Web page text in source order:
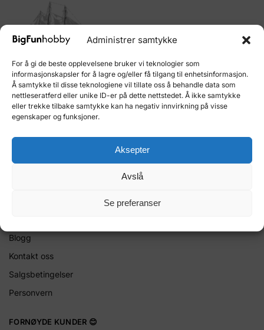
Administrer samtykke
For å gi de beste opplevelsene bruker vi teknologier som
informasjonskapsler for å lagre og/eller få tilgang til enhetsinformasjon.
Å samtykke til disse teknologiene vil tillate oss å behandle data som
nettleseratferd eller unike ID-er på dette nettstedet. Å ikke samtykke
eller trekke tilbake samtykke kan ha negativ innvirkning på visse
egenskaper og funksjoner.
Aksepter
Avslå
Se preferanser
TOPTEN AS
Org: 928673987
kontakt@bigfunhobby.com
Blogg
Kontakt oss
Salgsbetingelser
Personvern
FORNØYDE KUNDER 😊